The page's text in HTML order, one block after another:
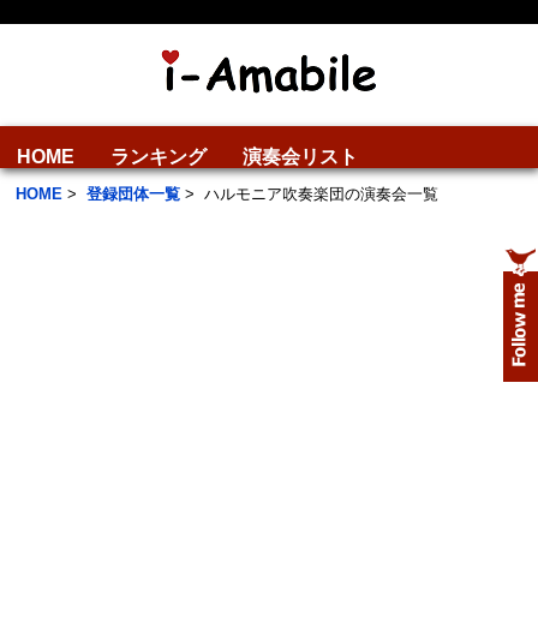
HOME ランキング 演奏会リスト
HOME > 登録団体一覧 > ハルモニア吹奏楽団の演奏会一覧